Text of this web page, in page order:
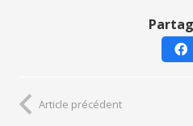
Article précédent